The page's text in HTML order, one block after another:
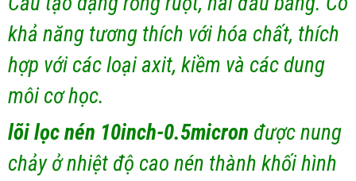
khả năng tương thích với hóa chất, thích
hợp với các loại axit, kiềm và các dung
môi cơ học.
lõi lọc nén 10inch-0.5micron được nung
chảy ở nhiệt độ cao nén thành khối hình